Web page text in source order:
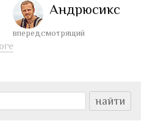
Андрюсикс
впередсмотрящий